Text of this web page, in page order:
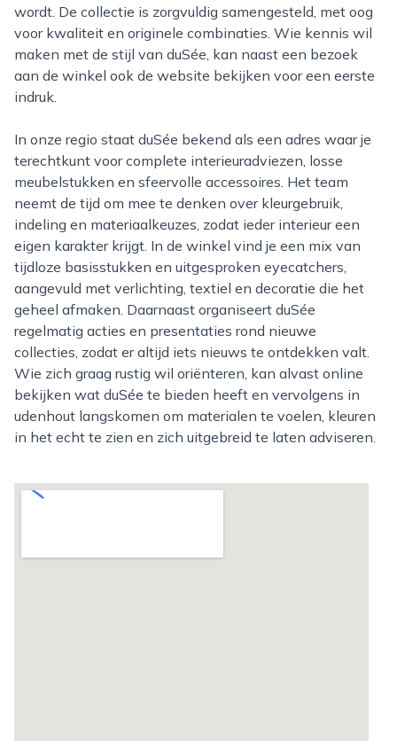
wordt. De collectie is zorgvuldig samengesteld, met oog
voor kwaliteit en originele combinaties. Wie kennis wil
maken met de stijl van duSée, kan naast een bezoek
aan de winkel ook de website bekijken voor een eerste
indruk.
In onze regio staat duSée bekend als een adres waar je
terechtkunt voor complete interieuradviezen, losse
meubelstukken en sfeervolle accessoires. Het team
neemt de tijd om mee te denken over kleurgebruik,
indeling en materiaalkeuzes, zodat ieder interieur een
eigen karakter krijgt. In de winkel vind je een mix van
tijdloze basisstukken en uitgesproken eyecatchers,
aangevuld met verlichting, textiel en decoratie die het
geheel afmaken. Daarnaast organiseert duSée
regelmatig acties en presentaties rond nieuwe
collecties, zodat er altijd iets nieuws te ontdekken valt.
Wie zich graag rustig wil oriënteren, kan alvast online
bekijken wat duSée te bieden heeft en vervolgens in
udenhout langskomen om materialen te voelen, kleuren
in het echt te zien en zich uitgebreid te laten adviseren.